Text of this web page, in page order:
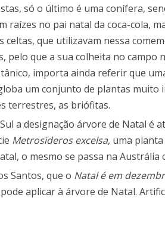
só o último é uma conífera,
raízes no pai natal da coca-cola,
que utilizavam nessa
pelo que a sua colheita no
importa ainda referir que
um conjunto de plantas
terrestres, as briófitas.
a designação árvore de Natal é
Metrosideros excelsa, uma planta
o mesmo se passa na Austrália
Santos, que o Natal é em
pode aplicar à árvore de Natal.